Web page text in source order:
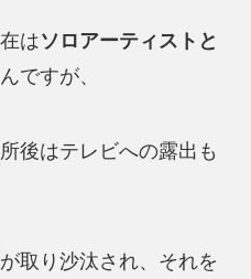
はソロアーティストと
ですが、
後はテレビへの露出も
取り沙汰され、それを